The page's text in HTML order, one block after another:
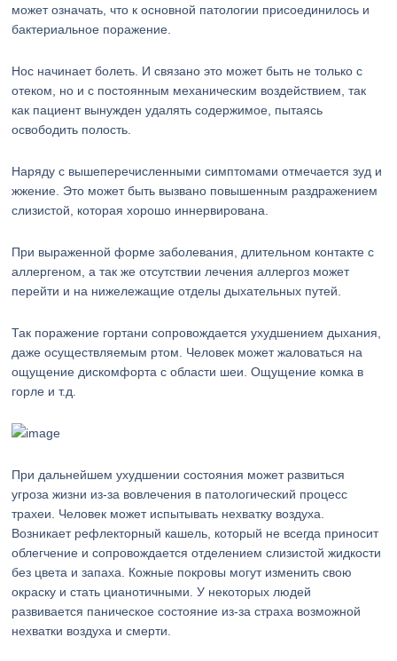
может означать, что к основной патологии присоединилось и
бактериальное поражение.
Нос начинает болеть. И связано это может быть не только с
отеком, но и с постоянным механическим воздействием, так
как пациент вынужден удалять содержимое, пытаясь
освободить полость.
Наряду с вышеперечисленными симптомами отмечается зуд и
жжение. Это может быть вызвано повышенным раздражением
слизистой, которая хорошо иннервирована.
При выраженной форме заболевания, длительном контакте с
аллергеном, а так же отсутствии лечения аллергоз может
перейти и на нижележащие отделы дыхательных путей.
Так поражение гортани сопровождается ухудшением дыхания,
даже осуществляемым ртом. Человек может жаловаться на
ощущение дискомфорта с области шеи. Ощущение комка в
горле и т.д.
При дальнейшем ухудшении состояния может развиться
угроза жизни из-за вовлечения в патологический процесс
трахеи. Человек может испытывать нехватку воздуха.
Возникает рефлекторный кашель, который не всегда приносит
облегчение и сопровождается отделением слизистой жидкости
без цвета и запаха. Кожные покровы могут изменить свою
окраску и стать цианотичными. У некоторых людей
развивается паническое состояние из-за страха возможной
нехватки воздуха и смерти.